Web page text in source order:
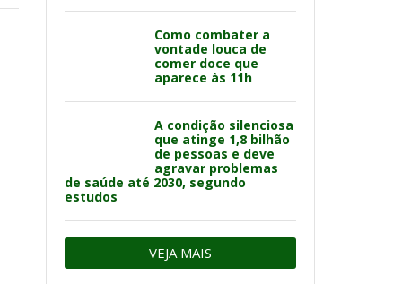
Como combater a
vontade louca de
comer doce que
aparece às 11h
A condição silenciosa
que atinge 1,8 bilhão
de pessoas e deve
agravar problemas
de saúde até 2030, segundo
estudos
VEJA MAIS